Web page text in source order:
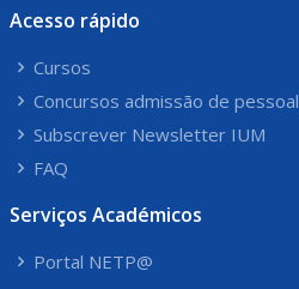
Acesso rápido
Cursos
Concursos admissão de pessoal
Subscrever Newsletter IUM
FAQ
Serviços Académicos
Portal NETP@